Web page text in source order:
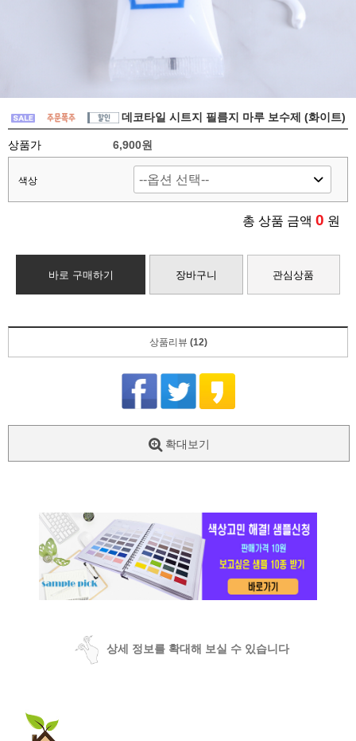
데코타일 시트지 필름지 마루 보수제 (화이트)
상품가 6,900원
색상
총 상품 금액 0 원
바로 구매하기 장바구니 관심상품
상품리뷰 (12)
확대보기
상세 정보를 확대해 보실 수 있습니다